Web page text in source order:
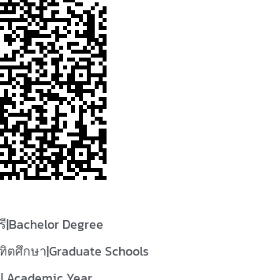
Degree
ศึกษา|Graduate Schools